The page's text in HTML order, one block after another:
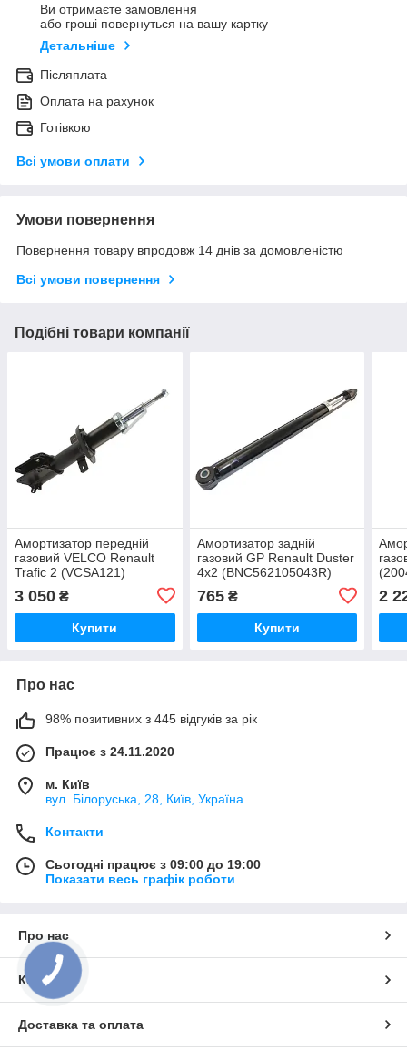
Ви отримаєте замовлення
або гроші повернуться на вашу картку
Детальніше
Післяплата
Оплата на рахунок
Готівкою
Всі умови оплати
Умови повернення
Повернення товару впродовж 14 днів за домовленістю
Всі умови повернення
Подібні товари компанії
Амортизатор передній
газовий VELCO Renault
Trafic 2 (VCSA121)
3 050 ₴
Купити
Амортизатор задній
газовий GP Renault Duster
4x2 (BNC562105043R)
765₴
Купити
2
Про нас
98% позитивних з 445 відгуків за рік
Працює з 24.11.2020
м. Київ
вул. Білоруська, 28, Київ, Україна
Контакти
Сьогодні працює з 09:00 до 19:00
Показати весь графік роботи
Про нас
Контакти
Доставка та оплата